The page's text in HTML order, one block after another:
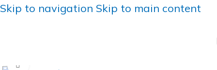
Skip to navigation Skip to main content